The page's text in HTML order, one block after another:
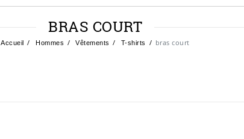
BRAS COURT
Accueil Hommes Vêtements T-shirts bras court